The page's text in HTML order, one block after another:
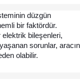
düzgün
elektrik bileşenleri,
sorunlar, aracın
olabilir.